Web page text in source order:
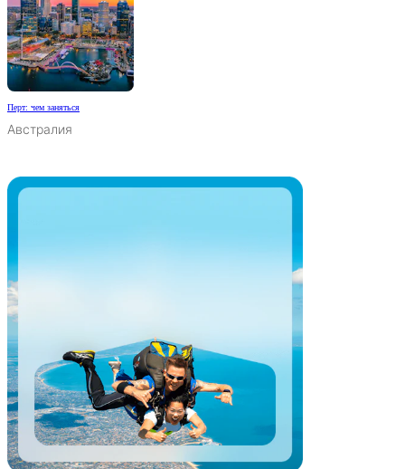
Перт: чем заняться
Австралия